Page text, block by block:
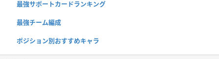
最強サポートカードランキング
最強チーム編成
ポジション別おすすめキャラ